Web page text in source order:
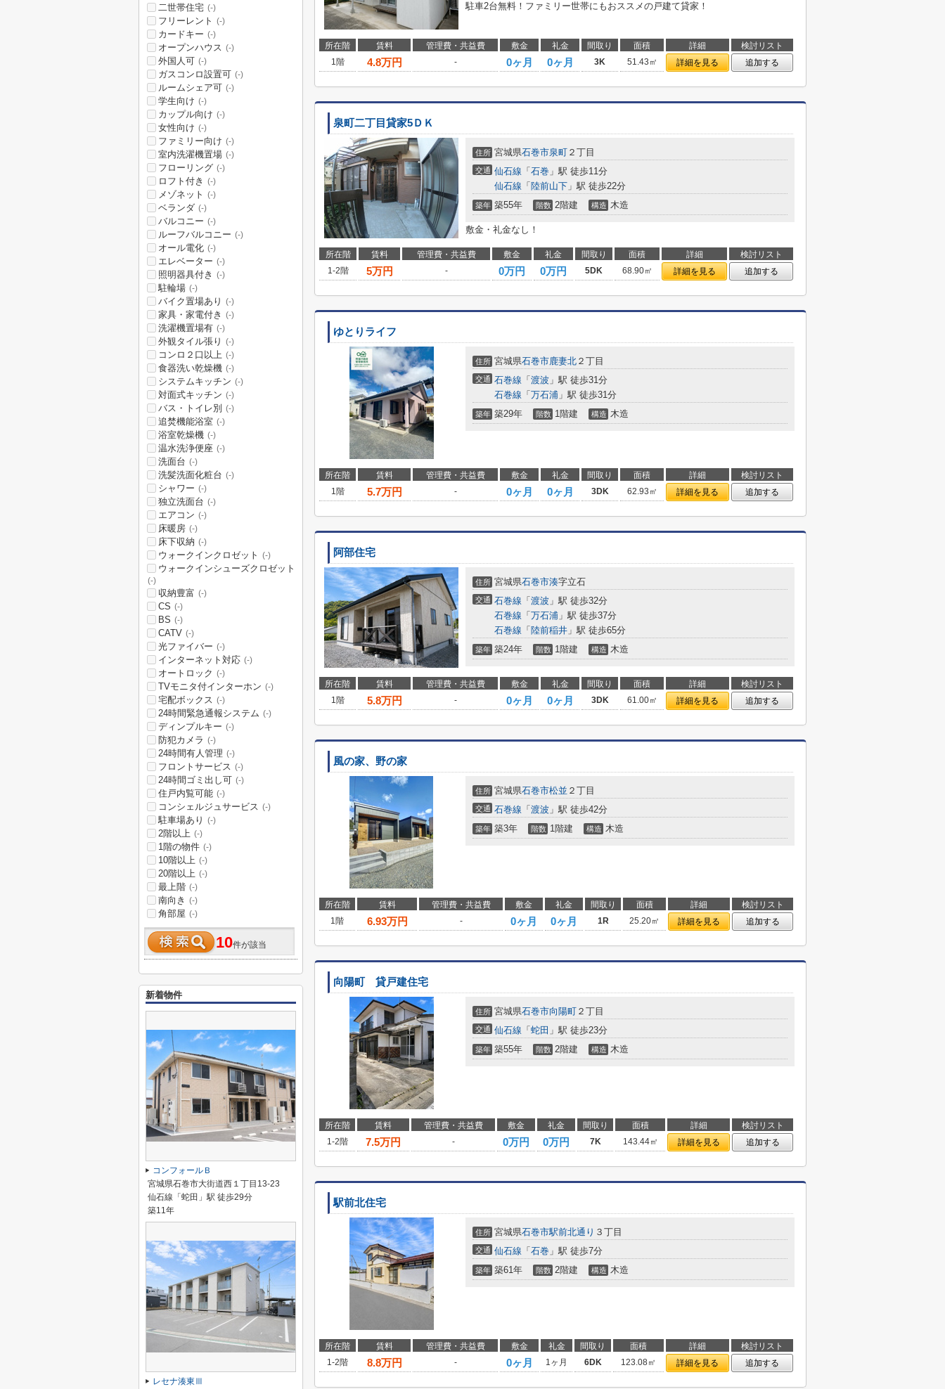
駐車2台無料！ファミリー世帯にもおススメの戸建て貸家！
所在階 賃料 管理費・共益費 敷金 礼金 間取り 面積 詳細
検討リスト
1階
4.8万円 - 0ヶ月 0ヶ月 3K 51.43㎡ 詳細を見る 追加する
泉町二丁目貸家5ＤＫ
住所 宮城県石巻市泉町 ２丁目
交通 仙石線 「 石巻 」駅 徒歩11分
仙石線 「 陸前山下 」駅 徒歩22分
築年 築55年 階数 2階建 構造 木造
敷金・礼金なし！
所在階 賃料 管理費・共益費 敷金 礼金 間取り 面積 詳細
検討リスト
1-2階
5万円 - 0万円 0万円 5DK 68.90㎡ 詳細を見る 追加する
ゆとりライフ
住所 宮城県石巻市鹿妻北 ２丁目
交通 石巻線 「 渡波 」駅 徒歩31分
石巻線 「 万石浦 」駅 徒歩31分
築年 築29年 階数 1階建 構造 木造
所在階 賃料 管理費・共益費 敷金 礼金 間取り 面積 詳細
検討リスト
1階
5.7万円 - 0ヶ月 0ヶ月 3DK 62.93㎡ 詳細を見る 追加する
阿部住宅
住所 宮城県石巻市湊字立石
交通 石巻線 「 渡波 」駅 徒歩32分
石巻線 「 万石浦 」駅 徒歩37分
石巻線 「 陸前稲井 」駅 徒歩65分
築年 築24年 階数 1階建 構造 木造
所在階 賃料 管理費・共益費 敷金 礼金 間取り 面積 詳細
検討リスト
1階
5.8万円 - 0ヶ月 0ヶ月 3DK 61.00㎡ 詳細を見る 追加する
風の家、野の家
住所 宮城県石巻市松並 ２丁目
交通 石巻線 「 渡波 」駅 徒歩42分
築年 築3年 階数 1階建 構造 木造
所在階 賃料 管理費・共益費 敷金 礼金 間取り 面積 詳細
検討リスト
1階
6.93万円 - 0ヶ月 0ヶ月 1R 25.20㎡ 詳細を見る 追加する
向陽町 貸戸建住宅
住所 宮城県石巻市向陽町 ２丁目
交通 仙石線 「 蛇田 」駅 徒歩23分
築年 築55年 階数 2階建 構造 木造
所在階 賃料 管理費・共益費 敷金 礼金 間取り 面積 詳細
検討リスト
1-2階
7.5万円 - 0万円 0万円 7K 143.44㎡ 詳細を見る 追加する
駅前北住宅
住所 宮城県石巻市駅前北通り ３丁目
交通 仙石線 「 石巻 」駅 徒歩7分
築年 築61年 階数 2階建 構造 木造
所在階 賃料 管理費・共益費 敷金 礼金 間取り 面積 詳細
検討リスト
1-2階
8.8万円 - 0ヶ月 1ヶ月 6DK 123.08㎡ 詳細を見る 追加する
二世帯住宅 (-)
フリーレント (-)
カードキー (-)
オープンハウス (-)
外国人可 (-)
ガスコンロ設置可 (-)
ルームシェア可 (-)
学生向け (-)
カップル向け (-)
女性向け (-)
ファミリー向け (-)
室内洗濯機置場 (-)
フローリング (-)
ロフト付き (-)
メゾネット (-)
ベランダ (-)
バルコニー (-)
ルーフバルコニー (-)
オール電化 (-)
エレベーター (-)
照明器具付き (-)
駐輪場 (-)
バイク置場あり (-)
家具・家電付き (-)
洗濯機置場有 (-)
外観タイル張り (-)
コンロ２口以上 (-)
食器洗い乾燥機 (-)
システムキッチン (-)
対面式キッチン (-)
バス・トイレ別 (-)
追焚機能浴室 (-)
浴室乾燥機 (-)
温水洗浄便座 (-)
洗面台 (-)
洗髪洗面化粧台 (-)
シャワー (-)
独立洗面台 (-)
エアコン (-)
床暖房 (-)
床下収納 (-)
ウォークインクロゼット (-)
ウォークインシューズクロゼット
(-)
収納豊富 (-)
CS (-)
BS (-)
CATV (-)
光ファイバー (-)
インターネット対応 (-)
オートロック (-)
TVモニタ付インターホン (-)
宅配ボックス (-)
24時間緊急通報システム (-)
ディンプルキー (-)
防犯カメラ (-)
24時間有人管理 (-)
フロントサービス (-)
24時間ゴミ出し可 (-)
住戸内覧可能 (-)
コンシェルジュサービス (-)
駐車場あり (-)
2階以上 (-)
1階の物件 (-)
10階以上 (-)
20階以上 (-)
最上階 (-)
南向き (-)
角部屋 (-)
10件が該当
新着物件
コンフォールＢ
宮城県石巻市大街道西１丁目13-23
仙石線「蛇田」駅 徒歩29分
築11年
レセナ湊東Ⅲ